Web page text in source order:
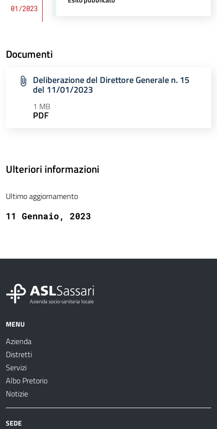
01/2023
Documenti
Deliberazione del Direttore Generale n. 15
del 11/01/2023
1 MB
PDF
Ulteriori informazioni
Ultimo aggiornamento
11 Gennaio, 2023
MENU
Azienda
Distretti
Servizi
Albo Pretorio
Notizie
SEDE